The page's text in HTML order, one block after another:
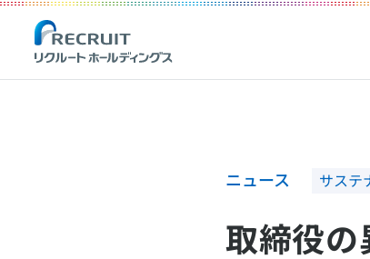
Recruit Holdings
ニュース サステ
取締役の